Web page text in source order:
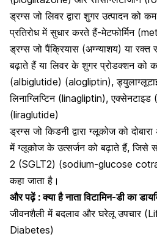
ड्रग्स जोलिवर द्वारा शुगर उत्पादनको कम
प्रतिरोध में सुधार करते हैं-मेटफोर्मिन
ड्रग्स जो पैंक्रियास (अग्न्याशय) या रक्त
बढ़ाते हैं या लिवर के शुगर प्रोडक्शन को
(albiglutide) (alogliptin),
लिनाग्लिप्टिन (linagliptin),
(liraglutide)
ड्रग्स जो किडनी द्वारा ग्लूकोज को
में ग्लूकोज के उत्सर्जन को बढ़ाते हैं, जिसे
2 (SGLT2) (sodium-glucose
कहा जाता है।
और पढ़ें :क्या है नाता विटामिन-डी का
जीवनशैली में बदलाव और घरेलू उपचार
Diabetes)